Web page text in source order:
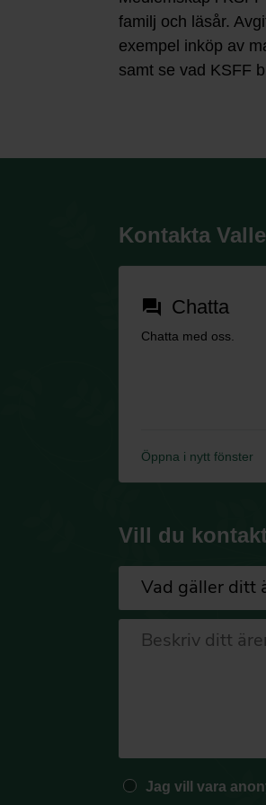
familj och läsår.
exempel inköp av
samt se vad KSFF
Kontakta
forum Chatta
Chatta med oss.
Öppna i nytt fönster
Vill du
Jag vill vara